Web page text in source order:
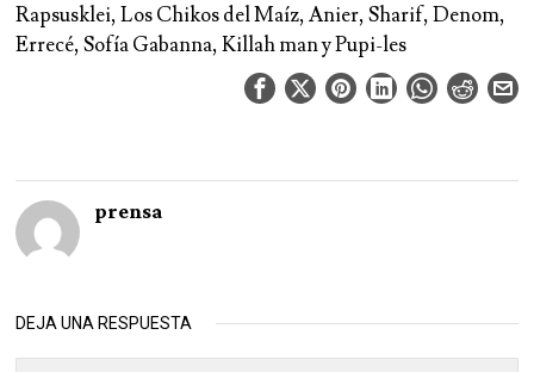
Rapsusklei, Los Chikos del Maíz, Anier, Sharif, Denom,
Errecé, Sofía Gabanna, Killah man y Pupi-les
prensa
DEJA UNA RESPUESTA